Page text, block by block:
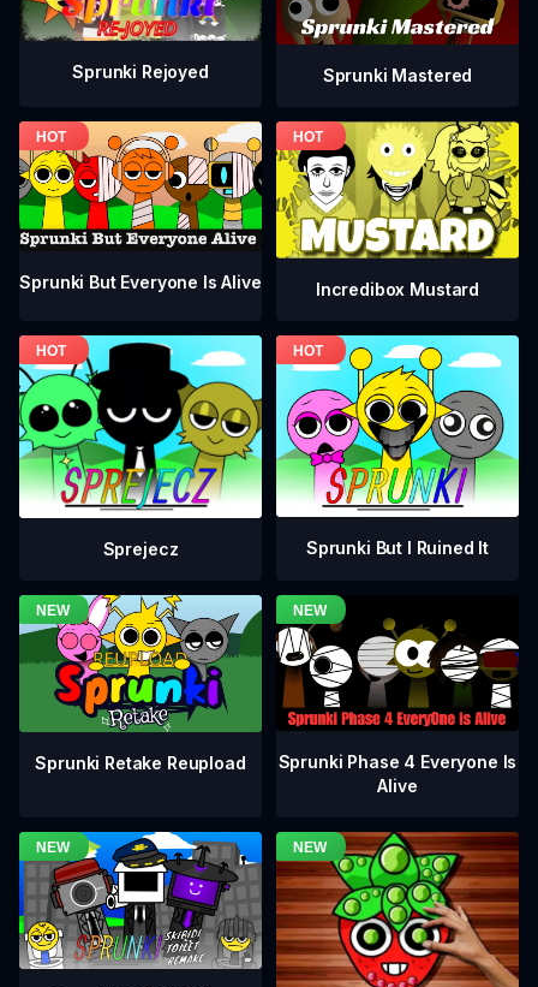
Sprunki Rejoyed Sprunki Mastered
Sprunki But Everyone Is Alive Incredibox Mustard
Sprejecz Sprunki But I Ruined It
Sprunki Retake Reupload
Sprunki Phase 4 Everyone Is
Alive